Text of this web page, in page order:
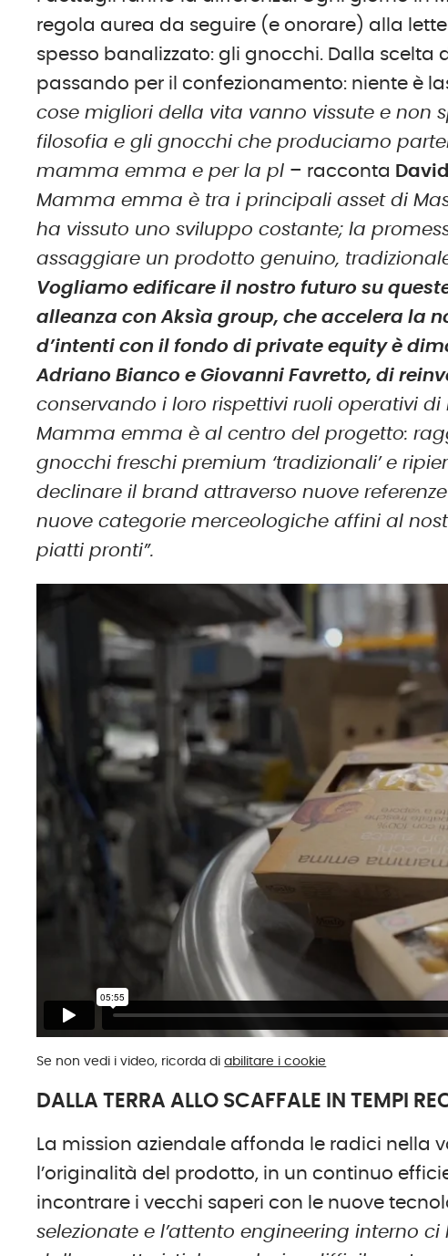
regola aurea da seguire (e onorare) alla
spesso banalizzato: gli gnocchi. Dalla
passando per il confezionamento: niente è
cose migliori della vita vanno vissute e non
filosofia e gli gnocchi che produciamo
mamma emma e per la pl – racconta
Mamma emma è tra i principali asset di
ha vissuto uno sviluppo costante; la
assaggiare un prodotto genuino,
Vogliamo edificare il nostro futuro su
alleanza con Aksìa group, che accelera la
d’intenti con il fondo di private equity è
Adriano Bianco e Giovanni Favretto, di
conservando i loro rispettivi ruoli operativi di
Mamma emma è al centro del progetto:
gnocchi freschi premium ‘tradizionali’ e
declinare il brand attraverso nuove
nuove categorie merceologiche affini al
piatti pronti”.
Se non vedi i video, ricorda diabilitare i cookie
DALLA TERRA ALLO SCAFFALE IN TEMPI
La mission aziendale affonda le radici nella
l’originalità del prodotto, in un continuo
incontrare i vecchi saperi con le nuove
selezionate e l’attento engineering interno